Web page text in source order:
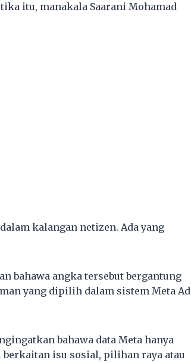
itu, manakala Saarani Mohamad
kalangan netizen. Ada yang
bahawa angka tersebut bergantung
yang dipilih dalam sistem Meta Ad
bahawa data Meta hanya
isu sosial, pilihan raya atau